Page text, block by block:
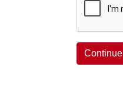
Continue